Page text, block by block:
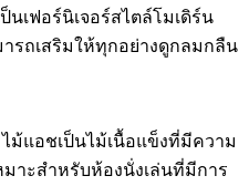
นเฟอร์นิเจอร์สไตล์โมเดิร์น
รถเสริมให้ทุกอย่างดูกลมกลืน
ไม้แอชเป็นไม้เนื้อแข็งที่มีความ
าะสำหรับห้องนั่งเล่นที่มีการ